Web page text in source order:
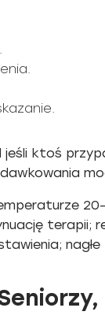
ktoś
terapii;